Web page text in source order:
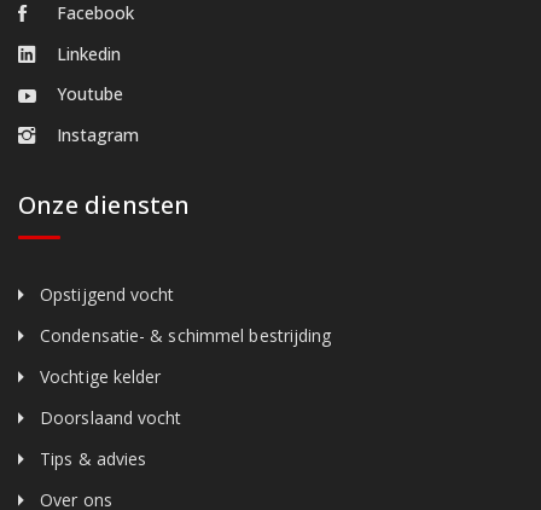
Facebook
Linkedin
Youtube
Instagram
Onze diensten
Opstijgend vocht
Condensatie- & schimmel bestrijding
Vochtige kelder
Doorslaand vocht
Tips & advies
Over ons